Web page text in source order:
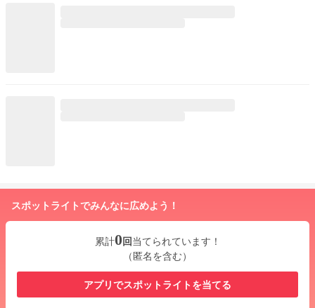
スポットライトでみんなに広めよう！
累計0回当てられています！
（匿名を含む）
アプリでスポットライトを当てる